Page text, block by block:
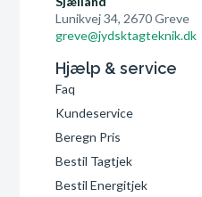
Lunikvej 34, 2670 Greve
greve@jydsktagteknik.dk
Hjælp & service
Faq
Kundeservice
Beregn Pris
Bestil Tagtjek
Bestil Energitjek